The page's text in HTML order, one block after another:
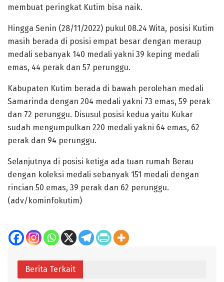
membuat peringkat Kutim bisa naik.
Hingga Senin (28/11/2022) pukul 08.24 Wita, posisi Kutim
masih berada di posisi empat besar dengan meraup
medali sebanyak 140 medali yakni 39 keping medali
emas, 44 perak dan 57 perunggu.
Kabupaten Kutim berada di bawah perolehan medali
Samarinda dengan 204 medali yakni 73 emas, 59 perak
dan 72 perunggu. Disusul posisi kedua yaitu Kukar
sudah mengumpulkan 220 medali yakni 64 emas, 62
perak dan 94 perunggu.
Selanjutnya di posisi ketiga ada tuan rumah Berau
dengan koleksi medali sebanyak 151 medali dengan
rincian 50 emas, 39 perak dan 62 perunggu.
(adv/kominfokutim)
Berita Terkait